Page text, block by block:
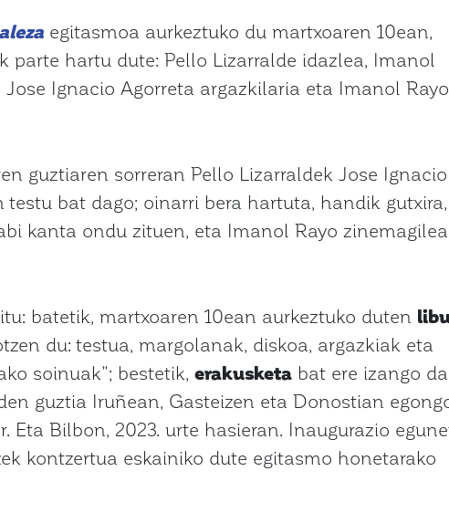
egitasmoa aurkeztuko du martxoaren 10ean,
parte hartu dute: Pello Lizarralde idazlea, Imanol
Ignacio Agorreta argazkilaria eta Imanol Rayo
guztiaren sorreran Pello Lizarraldek Jose Ignacio
bat dago; oinarri bera hartuta, handik gutxira,
kanta ondu zituen, eta Imanol Rayo
batetik, martxoaren 10ean aurkeztuko duten
du: testua, margolanak, diskoa, argazkiak eta
soinuak”; bestetik, erakusketabat ere izango
guztia Iruñean, Gasteizen eta Donostian
Eta Bilbon, 2023. urte hasieran. Inaugurazio
kontzertua eskainiko dute egitasmo honetarako